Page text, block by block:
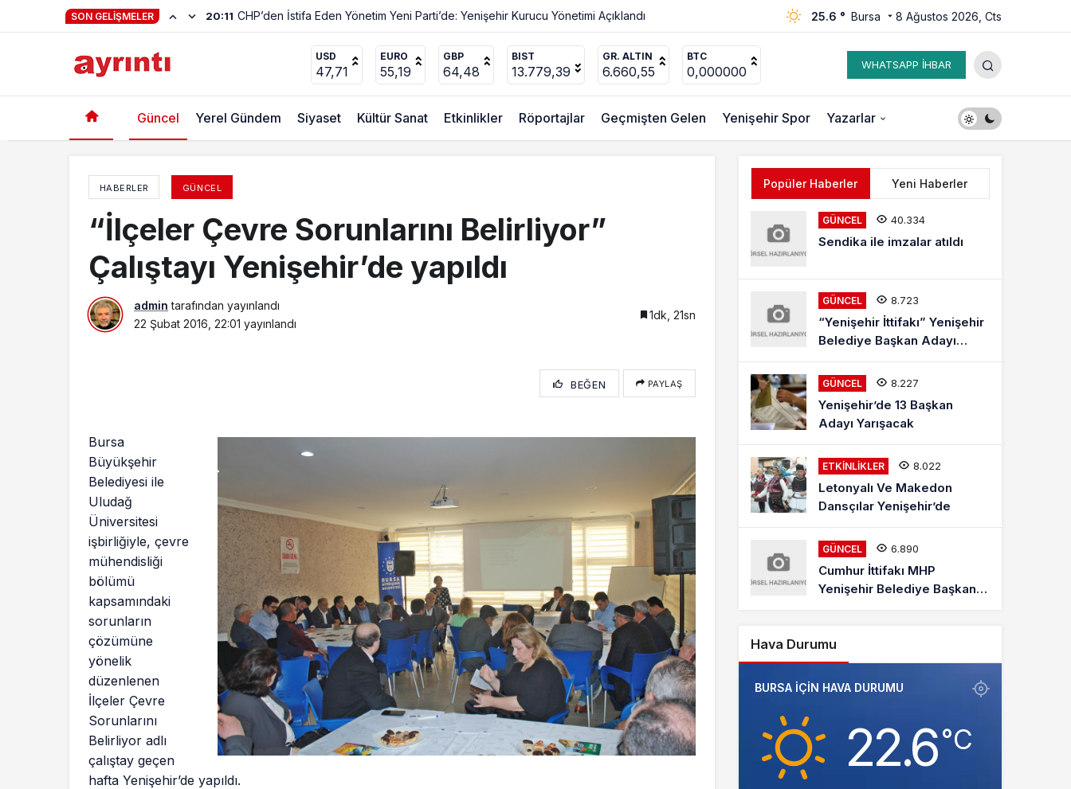
SON GELIŞMELER 23:01 Hayat Kendiliğinden Değişmez 25.6 ° Bursa 8 Ağustos 2026, Cts
USD
47,71
EURO
55,19
GBP
64,48
BIST
13.779,39
GR. ALTIN
6.660,55
BTC
0,000000 WHATSAPP İHBAR
Güncel Yerel Gündem Siyaset Kültür Sanat Etkinlikler Röportajlar Geçmişten Gelen Yenişehir Spor Yazarlar
HABERLER GÜNCEL
“İlçeler Çevre Sorunlarını Belirliyor”
Çalıştayı Yenişehir’de yapıldı
admin tarafından yayınlandı
22 Şubat 2016, 22:01 yayınlandı
1dk, 21sn
BEĞEN PAYLAŞ
Bursa
Büyükşehir
Belediyesi ile
Uludağ
Üniversitesi
işbirliğiyle, çevre
mühendisliği
bölümü
kapsamındaki
sorunların
çözümüne
yönelik
düzenlenen
İlçeler Çevre
Sorunlarını
Belirliyor adlı
çalıştay geçen
hafta Yenişehir’de yapıldı.
Popüler Haberler Yeni Haberler
GÜNCEL 40.334
Sendika ile imzalar atıldı
GÜNCEL 8.723
“Yenişehir İttifakı” Yenişehir
Belediye Başkan Adayı
Mehmet Kaya Röportajı
GÜNCEL 8.227
Yenişehir’de 13 Başkan
Adayı Yarışacak
ETKINLIKLER 8.022
Letonyalı Ve Makedon
Dansçılar Yenişehir’de
GÜNCEL 6.890
Cumhur İttifakı MHP
Yenişehir Belediye Başkan
Hava Durumu
BURSA IÇIN HAVA DURUMU
22.6‎°C
Ak Parti Yenişehir İlçe Danışma Meclisinde Toplandı